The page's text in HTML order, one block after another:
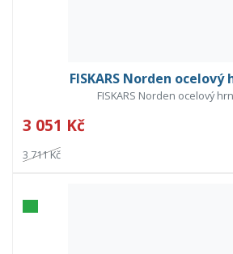
FISKARS Norden ocelový
FISKARS Norden ocelový
3 051 Kč
3 711 Kč